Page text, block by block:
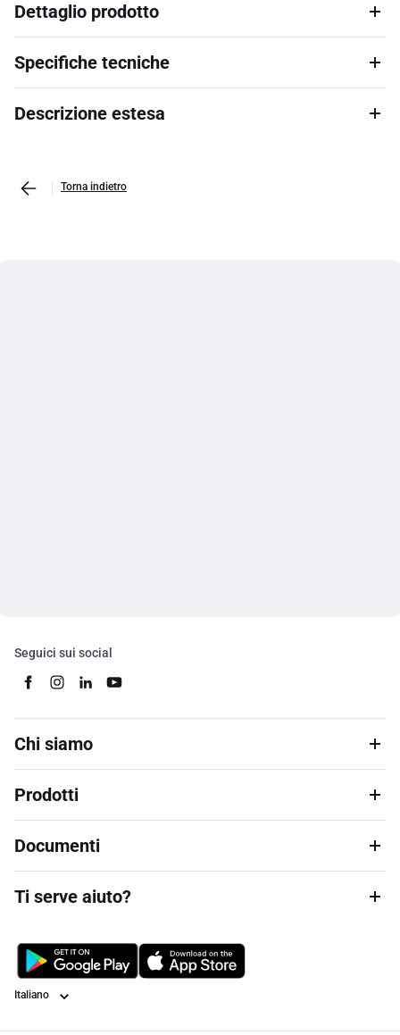
Dettaglio prodotto
Specifiche tecniche
Descrizione estesa
Torna indietro
Seguici sui social
Chi siamo
Prodotti
Documenti
Ti serve aiuto?
Lingua